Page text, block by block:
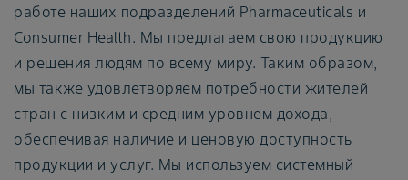
работе наших подразделений Pharmaceuticals и
Consumer Health. Мы предлагаем свою продукцию
и решения людям по всему миру. Таким образом,
мы также удовлетворяем потребности жителей
стран с низким и средним уровнем дохода,
обеспечивая наличие и ценовую доступность
продукции и услуг. Мы используем системный